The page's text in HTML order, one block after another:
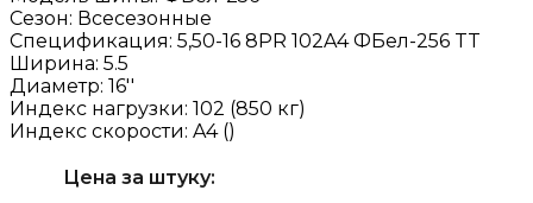
Сезон: Всесезонные
Спецификация: 5,50-16 8PR 102A4 ФБел-256 TT
Ширина: 5.5
Диаметр: 16''
Индекс нагрузки: 102 (850 кг)
Индекс скорости: A4 ()
Цена за штуку: